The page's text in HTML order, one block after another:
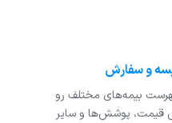
بیمه‌های مختلف رو
قیمت، پوشش‌ها و سایر